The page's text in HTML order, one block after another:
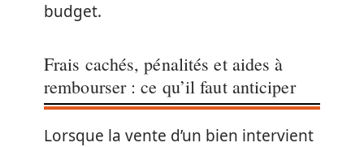
budget.
Frais cachés, pénalités et aides à
rembourser : ce qu’il faut anticiper
Lorsque la vente d’un bien intervient